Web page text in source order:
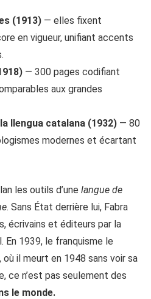
(1913) — elles fixent
en vigueur, unifiant accents
— 300 pages codifiant
aux grandes
llengua catalana (1932) — 80
modernes et écartant
les outils d’une langue de
. Sans État derrière lui, Fabra
écrivains et éditeurs par la
En 1939, le franquisme le
où il meurt en 1948 sans voir sa
ce n’est pas seulement des
le monde.